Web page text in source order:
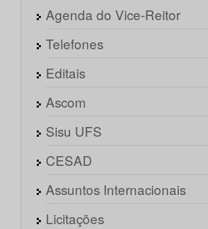
Agenda do Vice-Reitor
Telefones
Editais
Ascom
Sisu UFS
CESAD
Assuntos Internacionais
Licitações